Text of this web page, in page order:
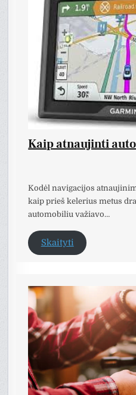
Kaip atnaujinti
Kodėl navigacijos
kaip prieš kelerius metus
automobiliu važiavo…
Skaityti